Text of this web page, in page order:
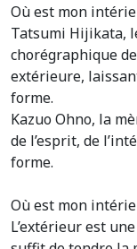
Où est mon
Tatsumi Hijikata,
chorégraphique
extérieure,
forme.
Kazuo Ohno, la
de l’esprit, de
forme.
Où est mon
L’extérieur est